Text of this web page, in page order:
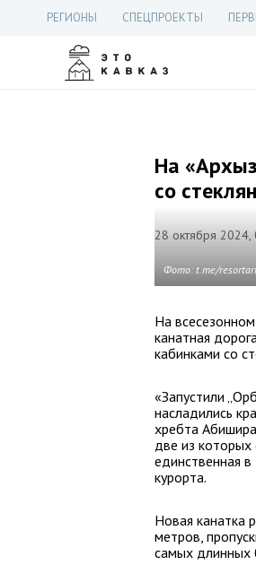
РЕГИОНЫ СПЕЦПРОЕКТЫ
На
со
28 октября 2024,
Фото: t.me/
На
канатная
кабинками со
«Запустили
насладились
хребта
две из
единственная
курорта.
Новая канатка
метров,
самых длинных